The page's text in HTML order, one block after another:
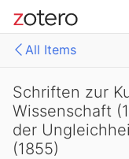
Site navigation
All Items
All Items
1: Klaus
Schriften zur
Wissenschaft
der
(1855)